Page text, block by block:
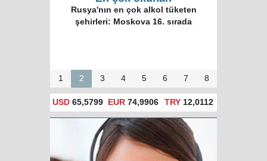
Rusya'nın en çok alkol tüketen
şehirleri: Moskova 16. sırada
1 2 3 4 5 6 7 8
USD 65,5799 EUR 74,9906 TRY 12,0112